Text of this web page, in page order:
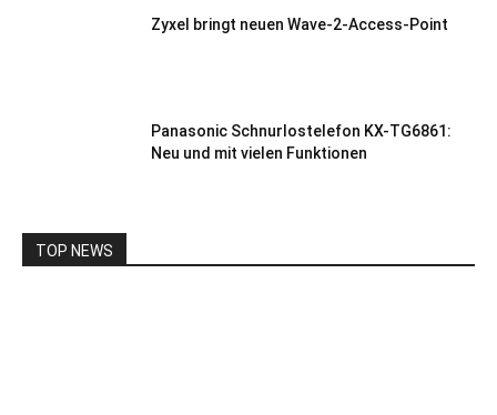
Zyxel bringt neuen Wave-2-Access-Point
Panasonic Schnurlostelefon KX-TG6861:
Neu und mit vielen Funktionen
TOP NEWS